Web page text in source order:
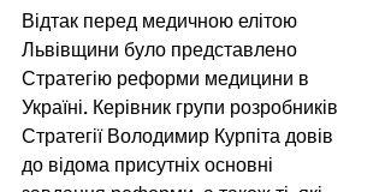
Відтак перед медичною елітою
Львівщини було представлено
Стратегію реформи медицини в
Україні. Керівник групи розробників
Стратегії Володимир Курпіта довів
до відома присутніх основні